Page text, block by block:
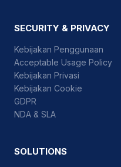
SECURITY & PRIVACY
Kebijakan Penggunaan
Acceptable Usage Policy
Kebijakan Privasi
Kebijakan Cookie
GDPR
NDA & SLA
SOLUTIONS